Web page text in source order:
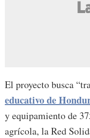
El proyecto busca
educativo de
y equipamiento de
agrícola, la Red